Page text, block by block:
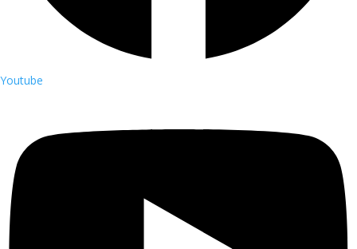
Youtube